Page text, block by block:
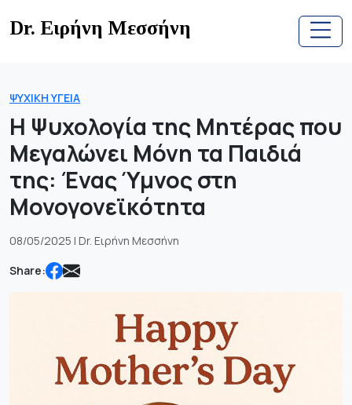
toDr. Ειρήνη Μεσσήνη
ΨΥΧΙΚΉ ΥΓΕΊΑ
Η Ψυχολογία της Μητέρας που
Μεγαλώνει Μόνη τα Παιδιά
της: Ένας Ύμνος στη
Μονογονεϊκότητα
08/05/2025 | Dr. Ειρήνη Μεσσήνη
Share: